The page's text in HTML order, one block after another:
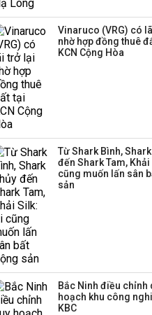
hàng
TOP 10 ngân
Công ty 100 tỷ
Huấn Hoa
dưng ‘biến
Vinaruco (VRG) có
nhờ hợp đồng thuê
KCN Cộng Hòa
Từ Shark Bình,
đến Shark Tam, Khải
cũng muốn lấn sân
sản
Bắc Ninh điều chỉnh
hoạch khu công
KBC